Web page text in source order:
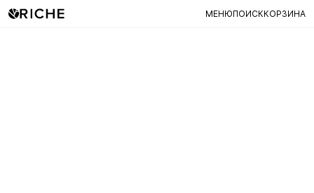
МЕНЮПОИСККОРЗИНА